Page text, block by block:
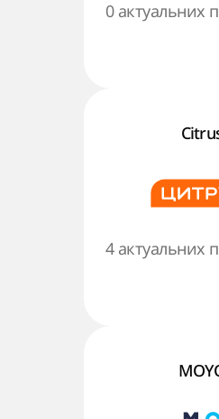
0 актуальних
4 актуальних